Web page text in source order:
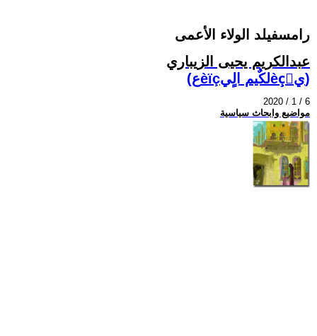
رامسفيلد الولاء الأعمى
عبدالكريم يحيى الزيباري
(عèïçلكٌيم الٍيèçٌي)
2020 / 1 / 6
مواضيع وابحاث سياسية